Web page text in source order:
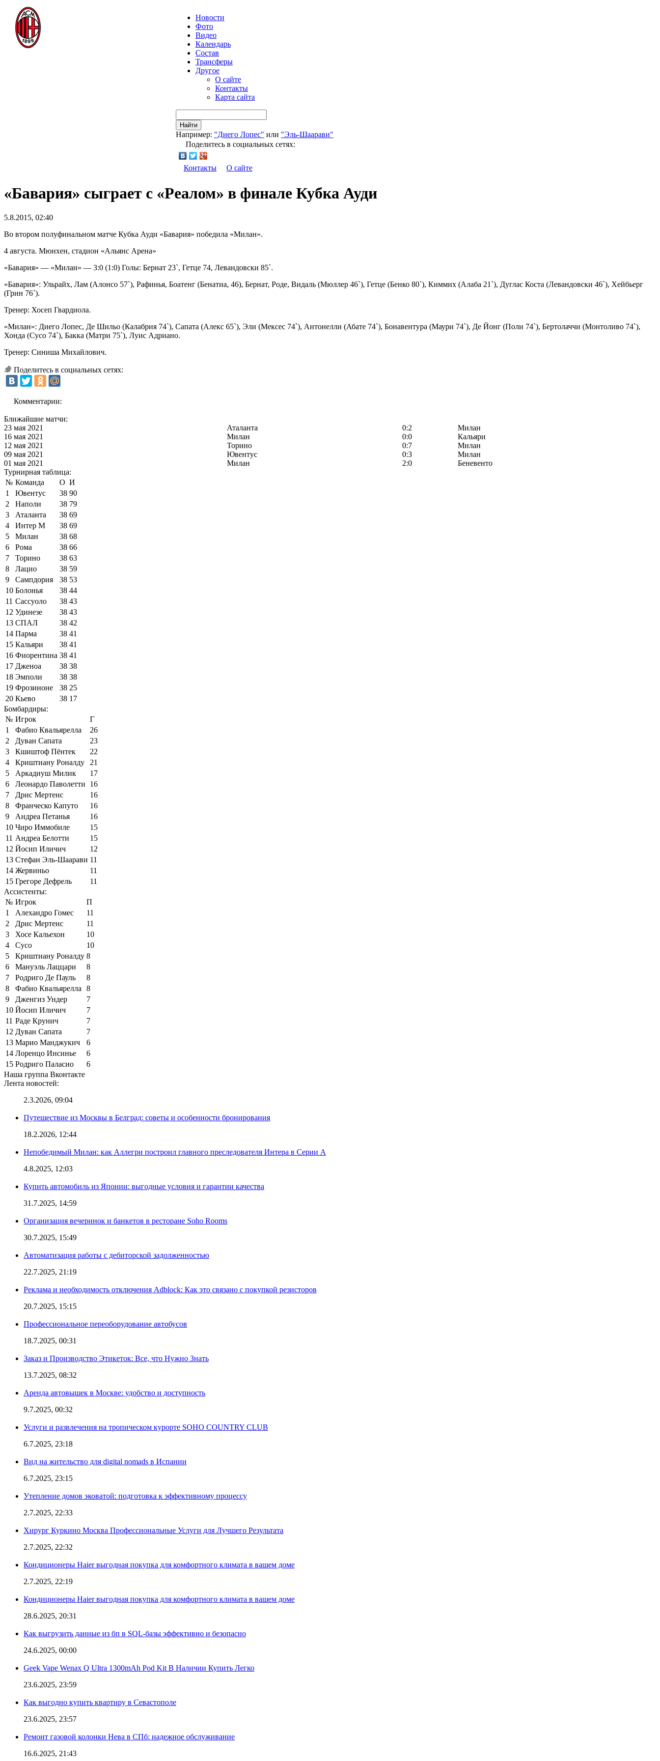
Новости
Фото
Видео
Календарь
Состав
Трансферы
Другое
О сайте
Контакты
Карта сайта
Найти
Например: "Диего Лопес" или "Эль-Шаарави"
Поделитесь в социальных сетях:
Контакты О сайте
«Бавария» сыграет с «Реалом» в финале Кубка Ауди
5.8.2015, 02:40
Во втором полуфинальном матче Кубка Ауди «Бавария» победила «Милан».
4 августа. Мюнхен, стадион «Альянс Арена»
«Бавария» — «Милан» — 3:0 (1:0) Голы: Бернат 23`, Гетце 74, Левандовски 85`.
«Бавария»: Ульрайх, Лам (Алонсо 57`), Рафинья, Боатенг (Бенатиа, 46), Бернат, Роде, Видаль (Мюллер 46`), Гетце (Бенко 80`), Киммих (Алаба 21`), Дуглас Коста (Левандовски 46`), Хейбьерг
(Грин 76`).
Тренер: Хосеп Гвардиола.
«Милан»: Диего Лопес, Де Шильо (Калабрия 74`), Сапата (Алекс 65`), Эли (Мексес 74`), Антонелли (Абате 74`), Бонавентура (Маури 74`), Де Йонг (Поли 74`), Бертолаччи (Монтоливо 74`),
Хонда (Сусо 74`), Бакка (Матри 75`), Луис Адриано.
Тренер: Синиша Михайлович.
Поделитесь в социальных сетях:
Комментарии:
Ближайшие матчи:
23 мая 2021
Аталанта 0:2
Милан
16 мая 2021
Милан 0:0
Кальяри
12 мая 2021
Торино 0:7
Милан
09 мая 2021
Ювентус 0:3
Милан
01 мая 2021
Милан 2:0
Беневенто
Турнирная таблица:
№ Команда О И
1
Ювентус 38 90
2
Наполи 38 79
3
Аталанта 38 69
4
Интер М 38 69
5
Милан 38 68
6
Рома 38 66
7
Торино 38 63
8
Лацио 38 59
9
Сампдория 38 53
10 Болонья 38 44
11 Сассуоло 38 43
12 Удинезе 38 43
13 СПАЛ 38 42
14 Парма 38 41
15 Кальяри 38 41
16 Фиорентина 38 41
17 Дженоа 38 38
18 Эмполи 38 38
19 Фрозиноне 38 25
20 Кьево 38 17
Бомбардиры:
№ Игрок
Г
1
Фабио Квальярелла
26
2
Дуван Сапата
23
3
Кшиштоф Пёнтек
22
4
Криштиану Роналду
21
5
Аркадиуш Милик
17
6
Леонардо Паволетти
16
7
Дрис Мертенс
16
8
Франческо Капуто
16
9
Андреа Петанья
16
10 Чиро Иммобиле
15
11 Андреа Белотти
15
12 Йосип Иличич
12
13 Стефан Эль-Шаарави 11
14 Жервиньо
11
15 Грегоре Дефрель
11
Ассистенты:
№ Игрок
П
1
Алехандро Гомес
11
2
Дрис Мертенс
11
3
Хосе Кальехон
10
4
Сусо
10
5
Криштиану Роналду 8
6
Мануэль Лаццари
8
7
Родриго Де Пауль
8
8
Фабио Квальярелла
8
9
Дженгиз Ундер
7
10 Йосип Иличич
7
11 Раде Крунич
7
12 Дуван Сапата
7
13 Марио Манджукич
6
14 Лоренцо Инсинье
6
15 Родриго Паласио
6
Наша группа Вконтакте
Лента новостей:
2.3.2026, 09:04
Путешествие из Москвы в Белград: советы и особенности бронирования
18.2.2026, 12:44
Непобедимый Милан: как Аллегри построил главного преследователя Интера в Серии А
4.8.2025, 12:03
Купить автомобиль из Японии: выгодные условия и гарантии качества
31.7.2025, 14:59
Организация вечеринок и банкетов в ресторане Soho Rooms
30.7.2025, 15:49
Автоматизация работы с дебиторской задолженностью
22.7.2025, 21:19
Реклама и необходимость отключения Adblock: Как это связано с покупкой резисторов
20.7.2025, 15:15
Профессиональное переоборудование автобусов
18.7.2025, 00:31
Заказ и Производство Этикеток: Все, что Нужно Знать
13.7.2025, 08:32
Аренда автовышек в Москве: удобство и доступность
9.7.2025, 00:32
Услуги и развлечения на тропическом курорте SOHO COUNTRY CLUB
6.7.2025, 23:18
Вид на жительство для digital nomads в Испании
6.7.2025, 23:15
Утепление домов эковатой: подготовка к эффективному процессу
2.7.2025, 22:33
Хирург Куркино Москва Профессиональные Услуги для Лучшего Результата
2.7.2025, 22:32
Кондиционеры Haier выгодная покупка для комфортного климата в вашем доме
2.7.2025, 22:19
Кондиционеры Haier выгодная покупка для комфортного климата в вашем доме
28.6.2025, 20:31
Как выгрузить данные из бп в SQL-базы эффективно и безопасно
24.6.2025, 00:00
Geek Vape Wenax Q Ultra 1300mAh Pod Kit В Наличии Купить Легко
23.6.2025, 23:59
Как выгодно купить квартиру в Севастополе
23.6.2025, 23:57
Ремонт газовой колонки Нева в СПб: надежное обслуживание
16.6.2025, 21:43